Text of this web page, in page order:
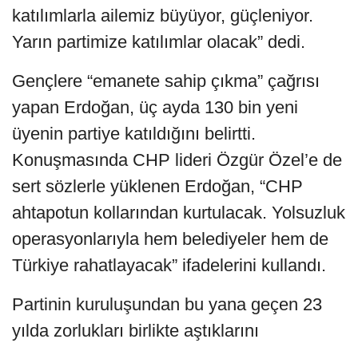
katılımlarla ailemiz büyüyor, güçleniyor.
Yarın partimize katılımlar olacak” dedi.
Gençlere “emanete sahip çıkma” çağrısı
yapan Erdoğan, üç ayda 130 bin yeni
üyenin partiye katıldığını belirtti.
Konuşmasında CHP lideri Özgür Özel’e de
sert sözlerle yüklenen Erdoğan, “CHP
ahtapotun kollarından kurtulacak. Yolsuzluk
operasyonlarıyla hem belediyeler hem de
Türkiye rahatlayacak” ifadelerini kullandı.
Partinin kuruluşundan bu yana geçen 23
yılda zorlukları birlikte aştıklarını